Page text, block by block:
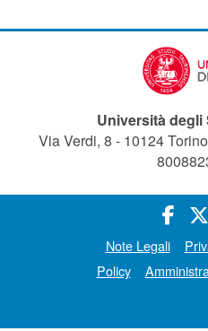
Università degli
Via Verdi, 8 - 10124
Note Legali
Policy